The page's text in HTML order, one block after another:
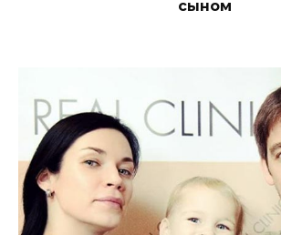
сыном